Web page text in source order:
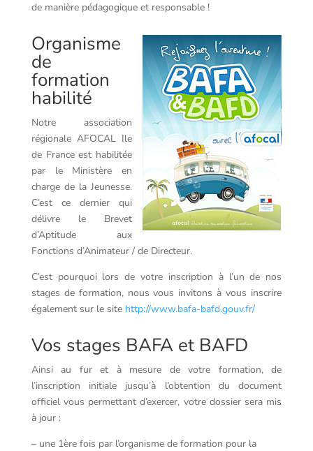
de manière pédagogique et responsable !
Organisme
de
formation
habilité
Notre association
régionale AFOCAL Ile
de France est habilitée
par le Ministère en
charge de la Jeunesse.
C’est ce dernier qui
délivre le Brevet
d’Aptitude aux
Fonctions d’Animateur / de Directeur.
C’est pourquoi lors de votre inscription à l’un de nos
stages de formation, nous vous invitons à vous inscrire
également sur le site http://www.bafa-bafd.gouv.fr/
Vos stages BAFA et BAFD
Ainsi au fur et à mesure de votre formation, de
l’inscription initiale jusqu’à l’obtention du document
officiel vous permettant d’exercer, votre dossier sera mis
à jour :
– une 1ère fois par l’organisme de formation pour la